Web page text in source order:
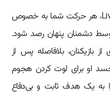
در نقشه‌ کوچک و پر از دید Livik، هر حرکت شما به خصوص
دشمنان پنهان رصد شود.
بازیکنان، بلافاصله پس از
او برای لوت کردن هجوم
به یک هدف ثابت و بی‌دفاع